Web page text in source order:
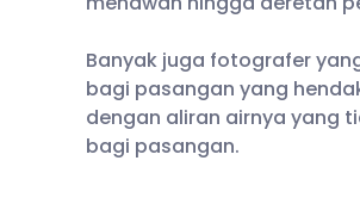
Banyak juga fotografer
bagi pasangan yang
dengan aliran airnya yang
bagi pasangan.